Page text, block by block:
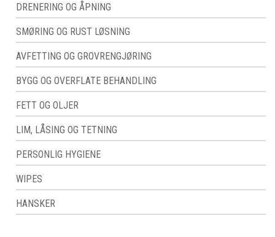
DRENERING OG ÅPNING
SMØRING OG RUST LØSNING
AVFETTING OG GROVRENGJØRING
BYGG OG OVERFLATE BEHANDLING
FETT OG OLJER
LIM, LÅSING OG TETNING
PERSONLIG HYGIENE
WIPES
HANSKER